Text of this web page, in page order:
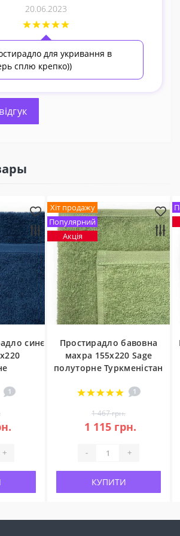
20.06.2023
для укривання в
сплю крепко))
синє
1
+
Хіт продажу
Популярний
Акція
Простирадло бавовна
махра 155х220 Sage
полуторне Туркменістан
1
1 467 грн.
1 115 грн.
- +
КУПИТИ